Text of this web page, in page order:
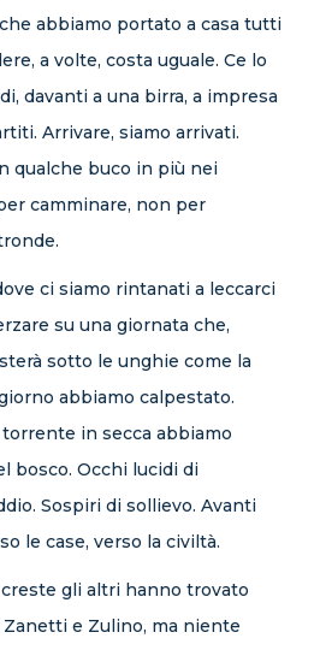
abbiamo portato a casa tutti
a volte, costa uguale. Ce lo
davanti a una birra, a impresa
Arrivare, siamo arrivati.
qualche buco in più nei
camminare, non per
ci siamo rintanati a leccarci
su una giornata che,
sotto le unghie come la
abbiamo calpestato.
in secca abbiamo
bosco. Occhi lucidi di
Sospiri di sollievo. Avanti
le case, verso la civiltà.
gli altri hanno trovato
e Zulino, ma niente